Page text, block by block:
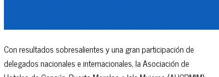
Con resultados sobresalientes y una gran participación de
delegados nacionales e internacionales, la Asociación de